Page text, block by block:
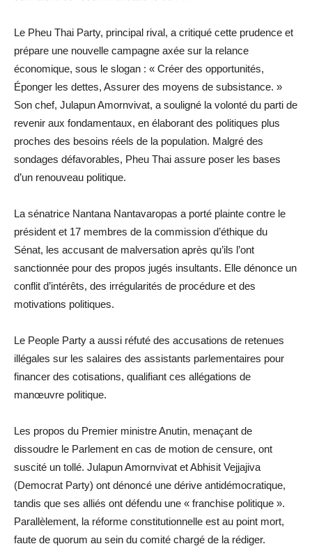
Le Pheu Thai Party, principal rival, a critiqué cette prudence et
prépare une nouvelle campagne axée sur la relance
économique, sous le slogan : « Créer des opportunités,
Éponger les dettes, Assurer des moyens de subsistance. »
Son chef, Julapun Amornvivat, a souligné la volonté du parti de
revenir aux fondamentaux, en élaborant des politiques plus
proches des besoins réels de la population. Malgré des
sondages défavorables, Pheu Thai assure poser les bases
d’un renouveau politique.
La sénatrice Nantana Nantavaropas a porté plainte contre le
président et 17 membres de la commission d’éthique du
Sénat, les accusant de malversation après qu’ils l’ont
sanctionnée pour des propos jugés insultants. Elle dénonce un
conflit d’intérêts, des irrégularités de procédure et des
motivations politiques.
Le People Party a aussi réfuté des accusations de retenues
illégales sur les salaires des assistants parlementaires pour
financer des cotisations, qualifiant ces allégations de
manœuvre politique.
Les propos du Premier ministre Anutin, menaçant de
dissoudre le Parlement en cas de motion de censure, ont
suscité un tollé. Julapun Amornvivat et Abhisit Vejjajiva
(Democrat Party) ont dénoncé une dérive antidémocratique,
tandis que ses alliés ont défendu une « franchise politique ».
Parallèlement, la réforme constitutionnelle est au point mort,
faute de quorum au sein du comité chargé de la rédiger.